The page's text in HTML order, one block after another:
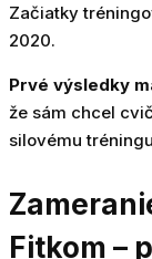
Začiatky
2020.
Prvé výsledky
že sám chcel
silovému
Fitkom –